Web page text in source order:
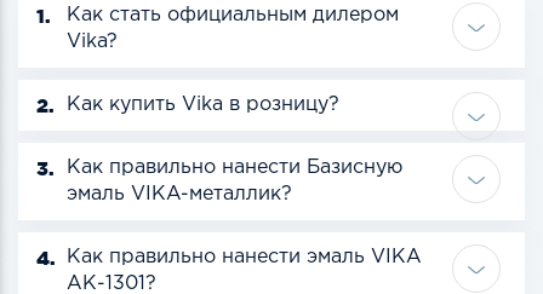
1.
Как стать официальным дилером
Vika?
2. Как купить Vika в розницу?
3.
Как правильно нанести Базисную
эмаль VIKA-металлик?
4.
Как правильно нанести эмаль VIKA
АК-1301?